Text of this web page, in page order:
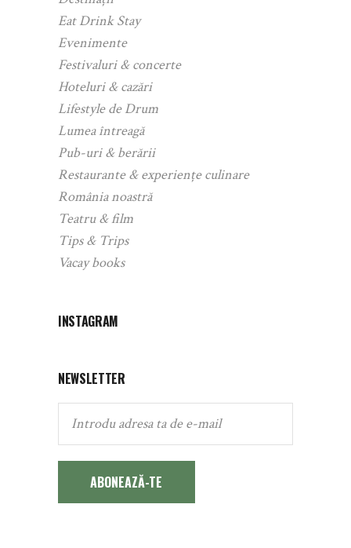
Eat Drink Stay
Evenimente
Festivaluri & concerte
Hoteluri & cazări
Lifestyle de Drum
Lumea întreagă
Pub-uri & berării
Restaurante & experiențe culinare
România noastră
Teatru & film
Tips & Trips
Vacay books
INSTAGRAM
NEWSLETTER
ABONEAZĂ-TE